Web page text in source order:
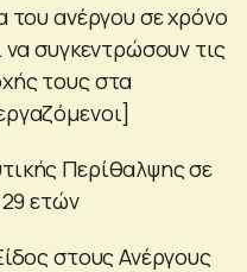
του ανέργου σε χρόνο
συγκεντρώσουν τις
τους στα
Περίθαλψης σε
ετών
στους Ανέργους